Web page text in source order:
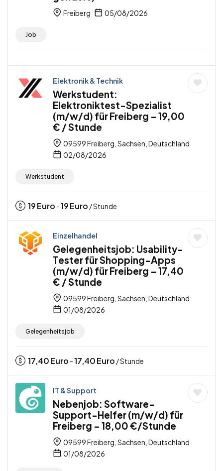
Freiberg 05/08/2026
Job
Elektronik & Technik
Werkstudent:
Elektroniktest-Spezialist
(m/w/d) für Freiberg – 19,00
€ / Stunde
09599 Freiberg, Sachsen, Deutschland
02/08/2026
Werkstudent
19Euro -19Euro / Stunde
Einzelhandel
Gelegenheitsjob: Usability-
Tester für Shopping-Apps
(m/w/d) für Freiberg – 17,40
€ / Stunde
09599 Freiberg, Sachsen, Deutschland
01/08/2026
Gelegenheitsjob
17,40Euro -17,40Euro / Stunde
IT & Support
Nebenjob: Software-
Support-Helfer (m/w/d) für
Freiberg – 18,00 €/Stunde
09599 Freiberg, Sachsen, Deutschland
01/08/2026